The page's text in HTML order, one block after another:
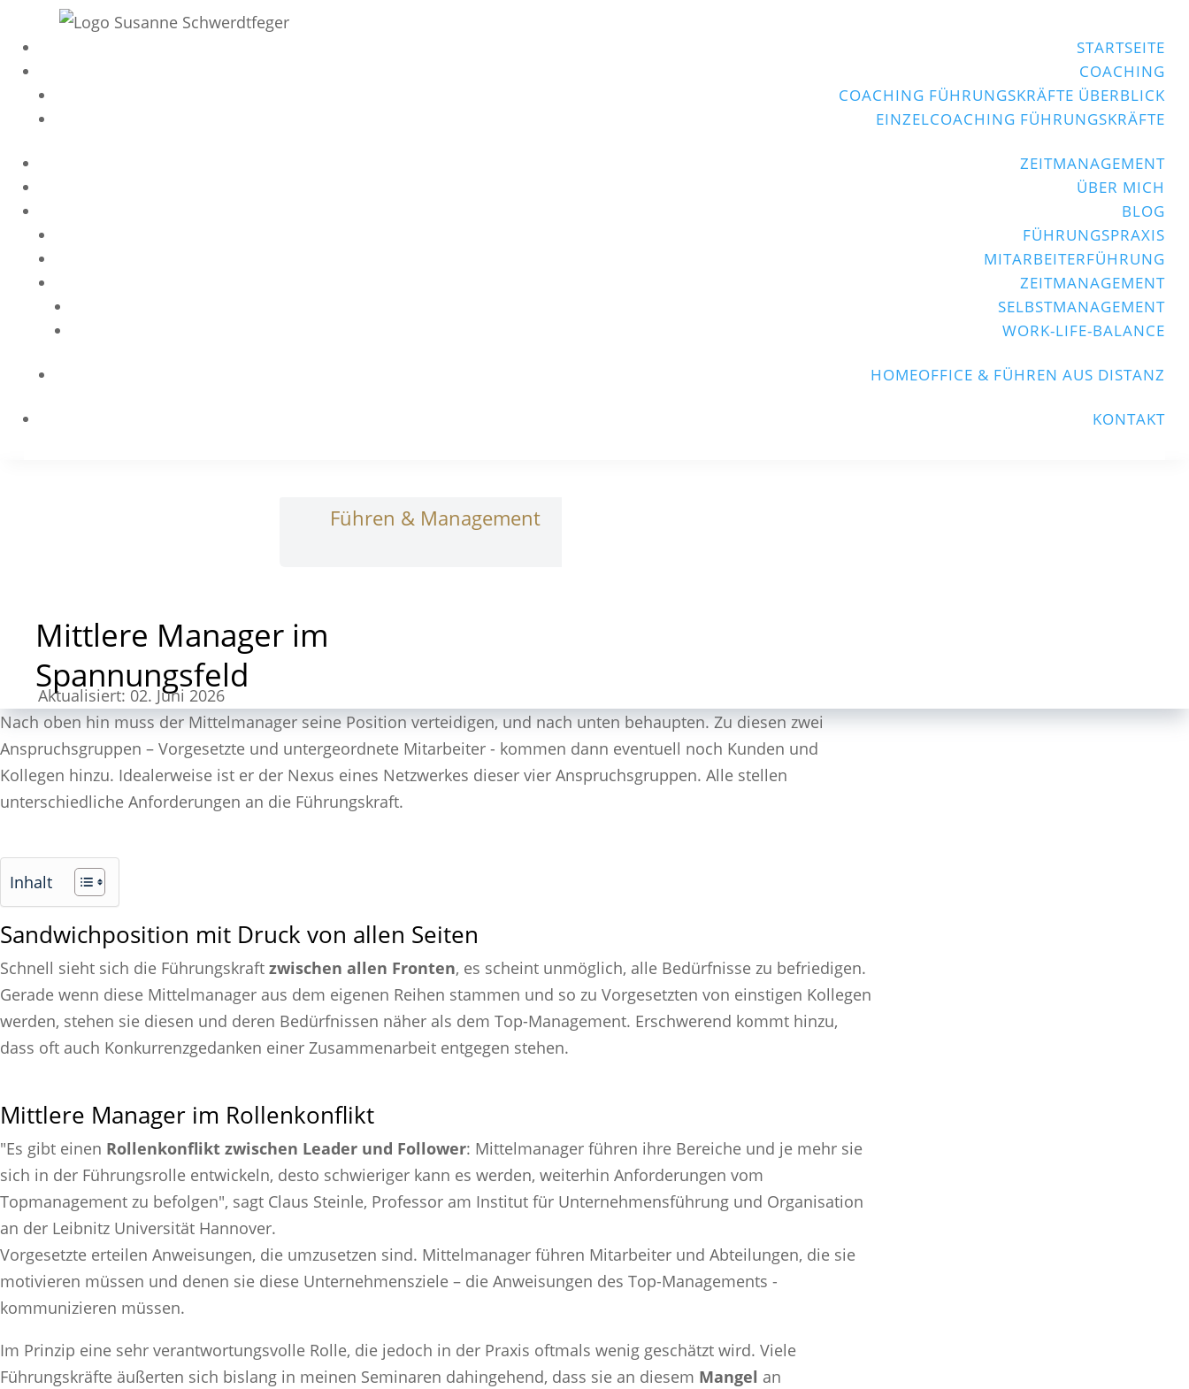
STARTSEITE
COACHING
COACHING FÜHRUNGSKRÄFTE ÜBERBLICK
EINZELCOACHING FÜHRUNGSKRÄFTE
ZEITMANAGEMENT
ÜBER MICH
BLOG
FÜHRUNGSPRAXIS
MITARBEITERFÜHRUNG
ZEITMANAGEMENT
SELBSTMANAGEMENT
WORK-LIFE-BALANCE
HOMEOFFICE & FÜHREN AUS DISTANZ
KONTAKT
Führen & Management
Mittlere Manager im
Spannungsfeld
Aktualisiert: 02. Juni 2026
Nach oben hin muss der Mittelmanager seine Position verteidigen, und nach unten behaupten. Zu diesen zwei
Anspruchsgruppen – Vorgesetzte und untergeordnete Mitarbeiter - kommen dann eventuell noch Kunden und
Kollegen hinzu. Idealerweise ist er der Nexus eines Netzwerkes dieser vier Anspruchsgruppen. Alle stellen
unterschiedliche Anforderungen an die Führungskraft.
Inhalt
Sandwichposition mit Druck von allen Seiten
Schnell sieht sich die Führungskraft zwischen allen Fronten, es scheint unmöglich, alle Bedürfnisse zu befriedigen.
Gerade wenn diese Mittelmanager aus dem eigenen Reihen stammen und so zu Vorgesetzten von einstigen Kollegen
werden, stehen sie diesen und deren Bedürfnissen näher als dem Top-Management. Erschwerend kommt hinzu,
dass oft auch Konkurrenzgedanken einer Zusammenarbeit entgegen stehen.
Mittlere Manager im Rollenkonflikt
"Es gibt einen Rollenkonflikt zwischen Leader und Follower: Mittelmanager führen ihre Bereiche und je mehr sie
sich in der Führungsrolle entwickeln, desto schwieriger kann es werden, weiterhin Anforderungen vom
Topmanagement zu befolgen", sagt Claus Steinle, Professor am Institut für Unternehmensführung und Organisation
an der Leibnitz Universität Hannover.
Vorgesetzte erteilen Anweisungen, die umzusetzen sind. Mittelmanager führen Mitarbeiter und Abteilungen, die sie
motivieren müssen und denen sie diese Unternehmensziele – die Anweisungen des Top-Managements -
kommunizieren müssen.
Im Prinzip eine sehr verantwortungsvolle Rolle, die jedoch in der Praxis oftmals wenig geschätzt wird. Viele
Führungskräfte äußerten sich bislang in meinen Seminaren dahingehend, dass sie an diesem Mangel an